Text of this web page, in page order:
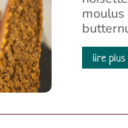
lire plus